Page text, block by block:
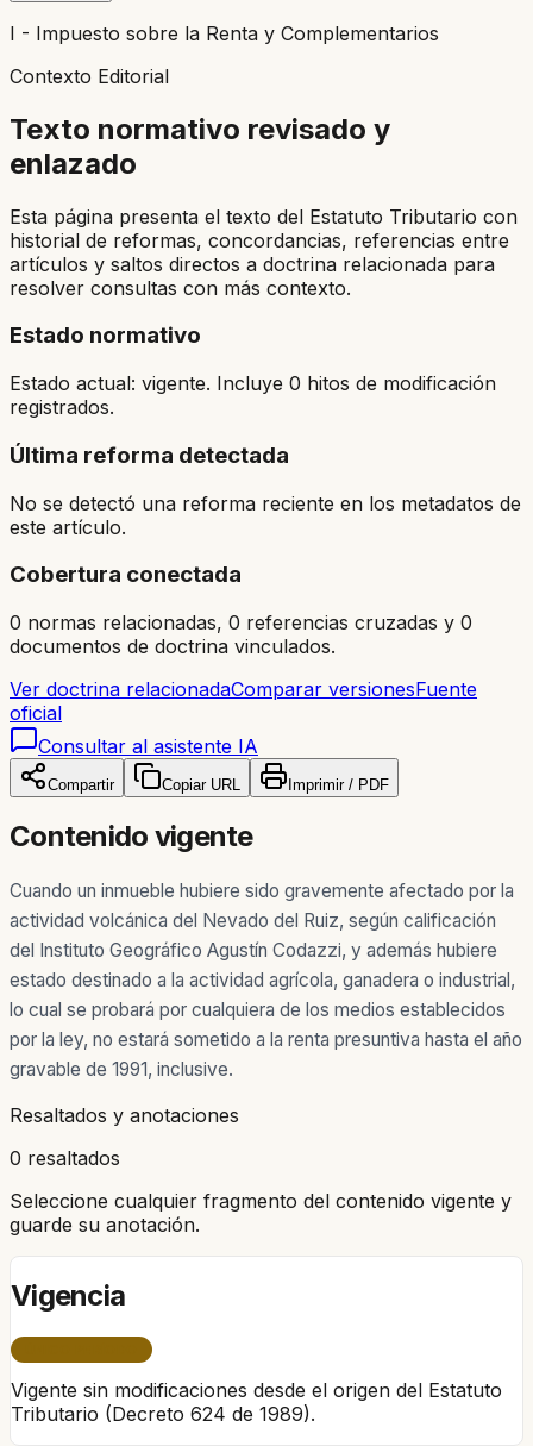
I - Impuesto sobre la Renta y Complementarios
Contexto Editorial
Texto normativo revisado y
enlazado
Esta página presenta el texto del Estatuto Tributario con
historial de reformas, concordancias, referencias entre
artículos y saltos directos a doctrina relacionada para
resolver consultas con más contexto.
Estado normativo
Estado actual: vigente. Incluye 0 hitos de modificación
registrados.
Última reforma detectada
No se detectó una reforma reciente en los metadatos de
este artículo.
Cobertura conectada
0 normas relacionadas, 0 referencias cruzadas y 0
documentos de doctrina vinculados.
Ver doctrina relacionadaComparar versionesFuente
oficial
Consultar al asistente IA
Compartir Copiar URL Imprimir / PDF
Contenido vigente
Cuando un inmueble hubiere sido gravemente afectado por la
actividad volcánica del Nevado del Ruiz, según calificación
del Instituto Geográfico Agustín Codazzi, y además hubiere
estado destinado a la actividad agrícola, ganadera o industrial,
lo cual se probará por cualquiera de los medios establecidos
por la ley, no estará sometido a la renta presuntiva hasta el año
gravable de 1991, inclusive.
Resaltados y anotaciones
0 resaltados
Seleccione cualquier fragmento del contenido vigente y
guarde su anotación.
Vigencia
Vigente sin modificaciones desde el origen del Estatuto
Tributario (Decreto 624 de 1989).